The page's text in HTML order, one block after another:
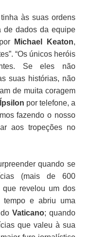
às suas ordens
de dados da equipe
Michael Keaton,
“Os únicos heróis
Se eles não
suas histórias, não
de muita coragem
Ípsilon por telefone, a
fazendo o nosso
aos tropeções no
quando se
(mais de 600
revelou um dos
tempo e abriu uma
Vaticano; quando
que valeu à sua